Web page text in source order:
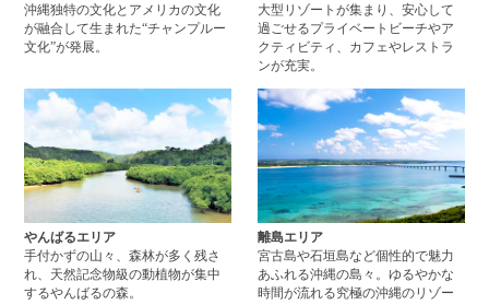
沖縄独特の文化とアメリカの文化
が融合して生まれた“チャンプルー
文化”が発展。
大型リゾートが集まり、安心して
過ごせるプライベートビーチやア
クティビティ、カフェやレストラ
ンが充実。
やんばるエリア
手付かずの山々、森林が多く残さ
れ、天然記念物級の動植物が集中
するやんばるの森。
やんばるエリアページへ
離島エリア
宮古島や石垣島など個性的で魅力
あふれる沖縄の島々。ゆるやかな
時間が流れる究極の沖縄のリゾー